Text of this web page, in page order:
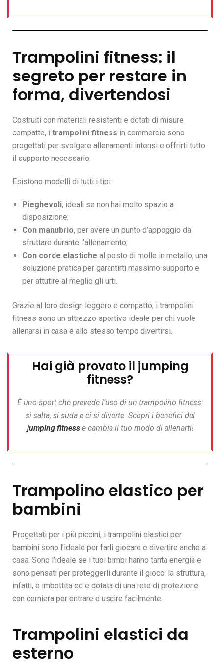
Trampolini fitness: il
segreto per restare in
forma, divertendosi
Costruiti con materiali resistenti e dotati di misure
compatte, i trampolini fitness in commercio sono
progettati per svolgere allenamenti intensi e offrirti tutto
il supporto necessario.
Esistono modelli di tutti i tipi:
Pieghevoli, ideali se non hai molto spazio a
disposizione;
Con manubrio, per avere un punto d’appoggio da
sfruttare durante l’allenamento;
Con corde elastiche al posto di molle in metallo, una
soluzione pratica per garantirti massimo supporto e
per attutire al meglio gli urti.
Grazie al loro design leggero e compatto, i trampolini
fitness sono un attrezzo sportivo ideale per chi vuole
allenarsi in casa e allo stesso tempo divertirsi.
Hai già provato il jumping
fitness?
È uno sport che prevede l’uso di un trampolino fitness:
si salta, si suda e ci si diverte. Scopri i benefici del
jumping fitnesse cambia il tuo modo di allenarti!
Trampolino elastico per
bambini
Progettati per i più piccini, i trampolini elastici per
bambini sono l’ideale per farli giocare e divertire anche a
casa. Sono l’ideale se i tuoi bimbi hanno tanta energia e
sono pensati per proteggerli durante il gioco: la struttura,
infatti, è imbottita ed è dotata di una rete di protezione
con cerniera per entrare e uscire facilmente.
Trampolini elastici da
esterno